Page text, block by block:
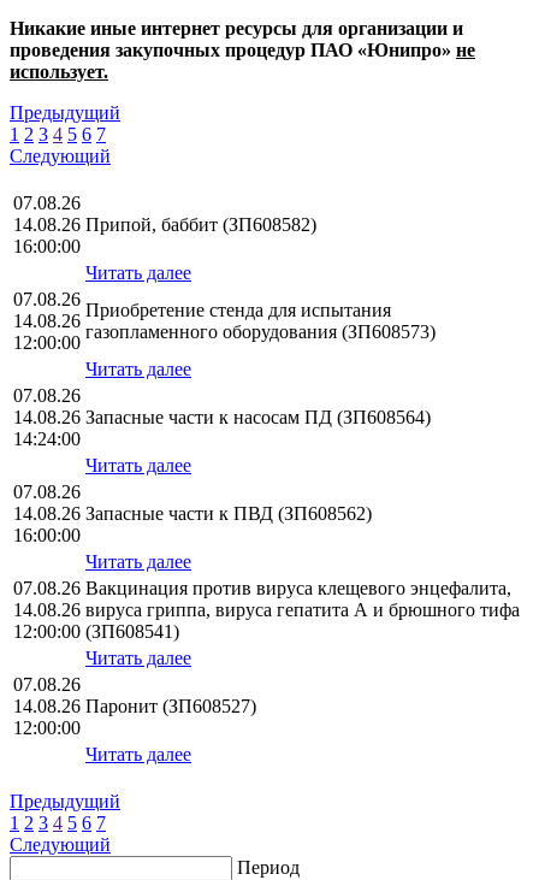
Никакие иные интернет ресурсы для организации и
проведения закупочных процедур ПАО «Юнипро» не
использует.
Предыдущий
1 2 3 4 5 6 7
Следующий
07.08.26
14.08.26
16:00:00
Припой, баббит (ЗП608582)
Читать далее
07.08.26
14.08.26
12:00:00
Приобретение стенда для испытания
газопламенного оборудования (ЗП608573)
Читать далее
07.08.26
14.08.26
14:24:00
Запасные части к насосам ПД (ЗП608564)
Читать далее
07.08.26
14.08.26
16:00:00
Запасные части к ПВД (ЗП608562)
Читать далее
07.08.26
14.08.26
12:00:00
Вакцинация против вируса клещевого энцефалита,
вируса гриппа, вируса гепатита А и брюшного тифа
(ЗП608541)
Читать далее
07.08.26
14.08.26
12:00:00
Паронит (ЗП608527)
Читать далее
Предыдущий
1 2 3 4 5 6 7
Следующий
Период